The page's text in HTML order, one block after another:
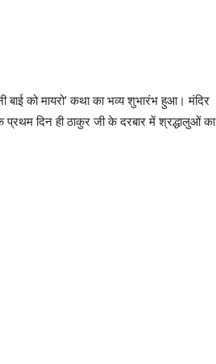
बाई को मायरो’ कथा का भव्य शुभारंभ हुआ। मंदिर
दिन ही ठाकुर जी के दरबार में श्रद्धालुओं का